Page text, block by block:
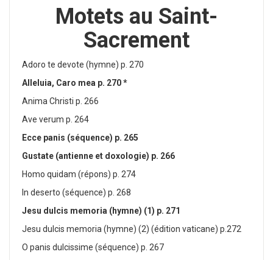
Motets au Saint-
Sacrement
Adoro te devote (hymne) p. 270
Alleluia, Caro mea p. 270 *
Anima Christi p. 266
Ave verum p. 264
Ecce panis (séquence) p. 265
Gustate (antienne et doxologie) p. 266
Homo quidam (répons) p. 274
In deserto (séquence) p. 268
Jesu dulcis memoria (hymne) (1) p. 271
Jesu dulcis memoria (hymne) (2) (édition vaticane) p.272
O panis dulcissime (séquence) p. 267